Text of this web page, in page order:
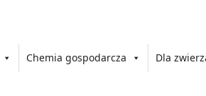
Chemia gospodarcza Dla